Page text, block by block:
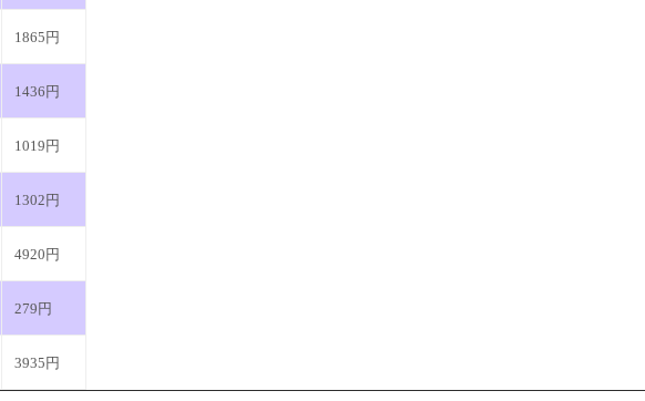
1865円
1436円
1019円
1302円
4920円
279円
3935円